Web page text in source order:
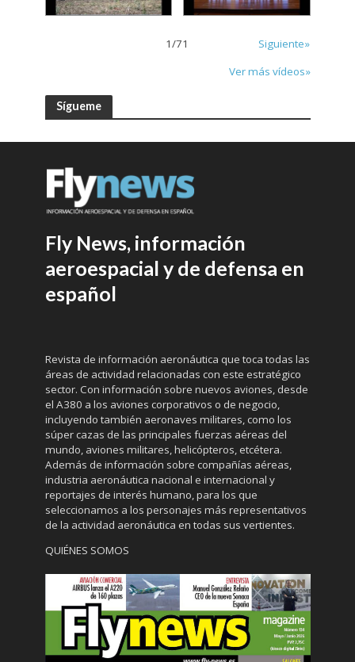
1/71
Siguiente»
Ver más vídeos»
Sígueme
Fly News, información
aeroespacial y de defensa en
español
Revista de información aeronáutica que toca todas las
áreas de actividad relacionadas con este estratégico
sector. Con información sobre nuevos aviones, desde
el A380 a los aviones corporativos o de negocio,
incluyendo también aeronaves militares, como los
súper cazas de las principales fuerzas aéreas del
mundo, aviones militares, helicópteros, etcétera.
Además de información sobre compañías aéreas,
industria aeronáutica nacional e internacional y
reportajes de interés humano, para los que
seleccionamos a los personajes más representativos
de la actividad aeronáutica en todas sus vertientes.
QUIÉNES SOMOS